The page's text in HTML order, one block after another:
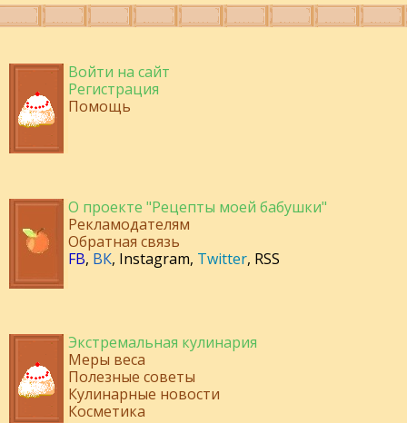
Войти на сайт
Регистрация
Помощь
О проекте "Рецепты моей бабушки"
Рекламодателям
Обратная связь
FB, ВК, Instagram, Twitter, RSS
Экстремальная кулинария
Меры веса
Полезные советы
Кулинарные новости
Косметика